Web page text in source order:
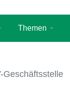
Themen
Geschäftsstelle